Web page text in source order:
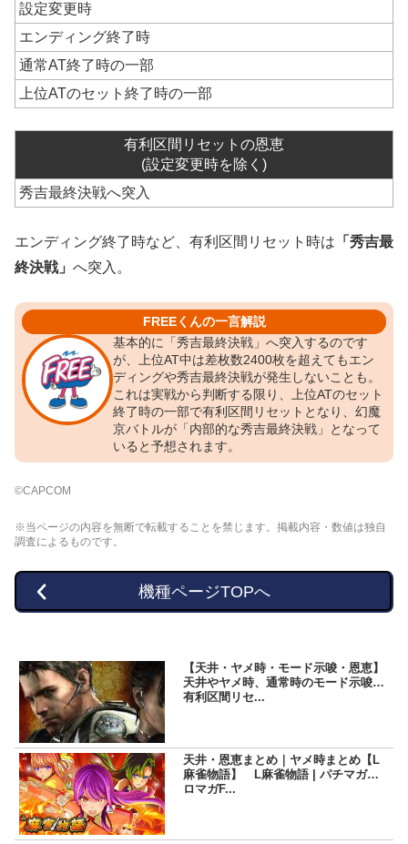
設定変更時
エンディング終了時
通常AT終了時の一部
上位ATのセット終了時の一部
有利区間リセットの恩恵
(設定変更時を除く)
秀吉最終決戦へ突入
エンディング終了時など、有利区間リセット時は 「秀吉最
終決戦」 へ突入。
FREEくんの一言解説
基本的に「秀吉最終決戦」へ突入するのです
が、上位AT中は差枚数2400枚を超えてもエン
ディングや秀吉最終決戦が発生しないことも。
これは実戦から判断する限り、上位ATのセット
終了時の一部で有利区間リセットとなり、幻魔
京バトルが「内部的な秀吉最終決戦」となって
いると予想されます。
©CAPCOM
※当ページの内容を無断で転載することを禁じます。掲載内容・数値は独自
調査によるものです。
機種ページTOPへ
【天井・ヤメ時・モード示唆・恩恵】
天井やヤメ時、通常時のモード示唆、
有利区間リセ...
天井・恩恵まとめ｜ヤメ時まとめ【L
麻雀物語】 L麻雀物語 | パチマガス
ロマガF...